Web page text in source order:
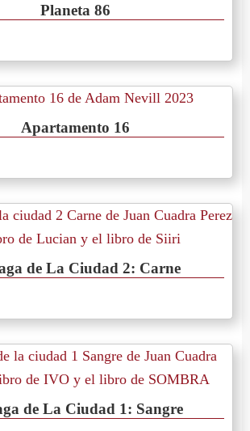
Planeta 86
Apartamento 16
de La Ciudad 2: Carne
de La Ciudad 1: Sangre